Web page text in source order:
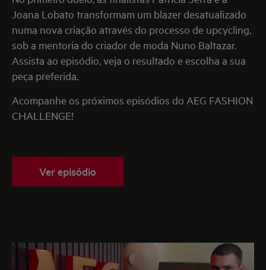
Joana Lobato transformam um blazer desatualizado
numa nova criação através do processo de upcycling,
sob a mentoria do criador de moda Nuno Baltazar.
Assista ao episódio, veja o resultado e escolha a sua
peça preferida.
Acompanhe os próximos episódios do AEG FASHION
CHALLENGE!
Ver episódio